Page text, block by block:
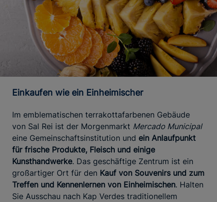
Einkaufen wie ein Einheimischer
Im emblematischen terrakottafarbenen Gebäude
von Sal Rei ist der Morgenmarkt Mercado Municipal
eine Gemeinschaftsinstitution und ein Anlaufpunkt
für frische Produkte, Fleisch und einige
Kunsthandwerke. Das geschäftige Zentrum ist ein
großartiger Ort für den Kauf von Souvenirs und zum
Treffen und Kennenlernen von Einheimischen. Halten
Sie Ausschau nach Kap Verdes traditionellem